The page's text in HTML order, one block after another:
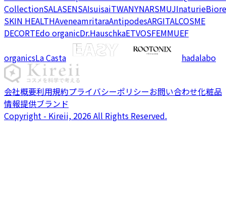
CollectionSALASENSAIsuisaiTWANYNARSMUJInaturieBiore
SKIN HEALTHAveneamritaraAntipodesARGITALCOSME
DECORTEdo organicDr.HauschkaETVOSFEMMUEF
organicsLa Casta hadalabo
会社概要利用規約プライバシーポリシーお問い合わせ化粧品
情報提供ブランド
Copyright - Kireii, 2026 All Rights Reserved.